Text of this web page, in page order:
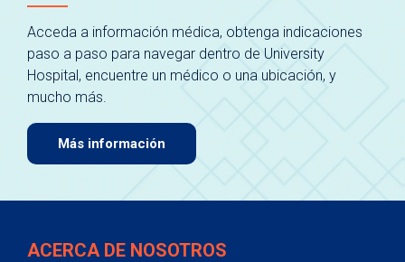
Acceda a información médica, obtenga indicaciones
paso a paso para navegar dentro de University
Hospital, encuentre un médico o una ubicación, y
mucho más.
Más información
ACERCA DE NOSOTROS